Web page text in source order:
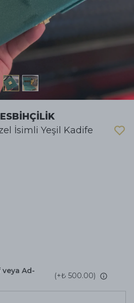
İsimli Yeşil Kadife
veya Ad-
(+₺ 500.00)